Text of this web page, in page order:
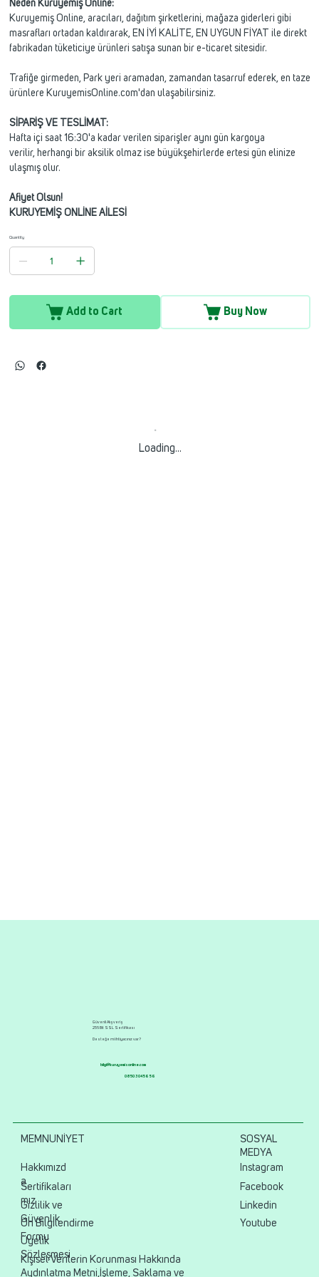
Neden Kuruyemiş Online:
Kuruyemiş Online, aracıları, dağıtım şirketlerini, mağaza giderleri gibi
masrafları ortadan kaldırarak, EN İYİ KALİTE, EN UYGUN FİYAT ile direkt
fabrikadan tüketiciye ürünleri satışa sunan bir e-ticaret sitesidir.
Trafiğe girmeden, Park yeri aramadan, zamandan tasarruf ederek, en taze
ürünlere KuruyemisOnline.com'dan ulaşabilirsiniz.
SİPARİŞ VE TESLİMAT:
Hafta içi saat 16:30'a kadar verilen siparişler aynı gün kargoya
verilir, herhangi bir aksilik olmaz ise büyükşehirlerde ertesi gün elinize
ulaşmış olur.
Afiyet Olsun!
KURUYEMİŞ ONLİNE AİLESİ
Quantity
Add to Cart Buy Now
Loading…
Güvenli Alışveriş
256 Bit SSL Sertifikası
Desteğe mi ihtiyacınız var?
bilgi@kuruyemisonline.com
0850 304 56 56
Hakkımızd
a
Sertifikaları
mız
MEMNUNİYET
Gizlilik ve
Güvenlik
Ön Bilgilendirme
Formu
Üyelik
Sözleşmesi
Kişisel Verilerin Korunması Hakkında
Aydınlatma Metni,İşleme, Saklama ve
SOSYAL
MEDYA
Instagram
Facebook
Linkedin
Youtube